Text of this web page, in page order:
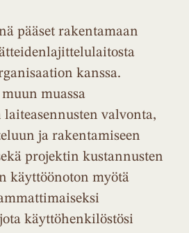
pääset rakentamaan
kanssa.
muassa
valvonta,
ja rakentamiseen
projektin kustannusten
käyttöönoton myötä
käyttöhenkilöstösi